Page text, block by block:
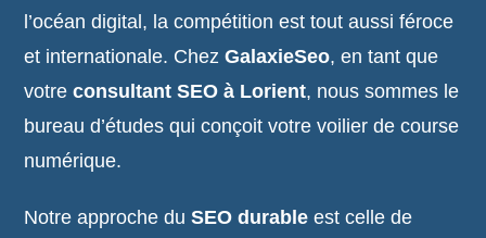
l’océan digital, la compétition est tout aussi féroce
et internationale. ChezGalaxieSeo, en tant que
votreconsultant SEO à Lorient, nous sommes le
bureau d’études qui conçoit votre voilier de course
numérique.
Notre approche duSEO durable est celle de